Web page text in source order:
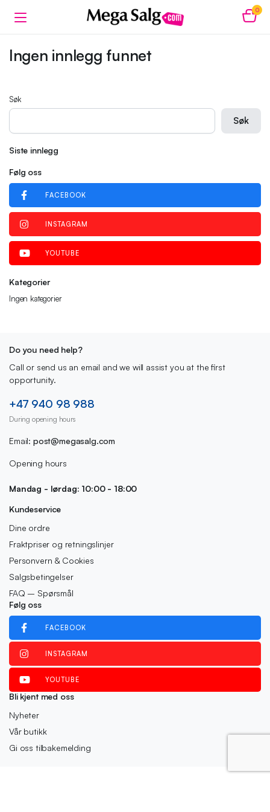
0
Ingen innlegg funnet
Søk
Søk
Siste innlegg
Følg oss
FACEBOOK
INSTAGRAM
YOUTUBE
Kategorier
Ingen kategorier
Do you need help?
Call or send us an email and we will assist you at the first
opportunity.
+47 940 98 988
During opening hours
Email: post@megasalg.com
Opening hours
Mandag - lørdag: 10:00 - 18:00
Kundeservice
Dine ordre
Fraktpriser og retningslinjer
Personvern & Cookies
Salgsbetingelser
FAQ – Spørsmål
Følg oss
FACEBOOK
INSTAGRAM
YOUTUBE
Bli kjent med oss
Nyheter
Vår butikk
Gi oss tilbakemelding